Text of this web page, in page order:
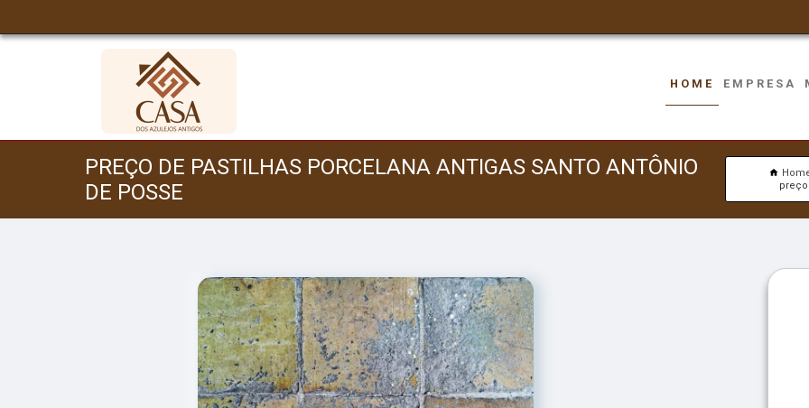
HOME EMPRESA
PREÇO DE PASTILHAS PORCELANA ANTIGAS SANTO ANTÔNIO
DE POSSE